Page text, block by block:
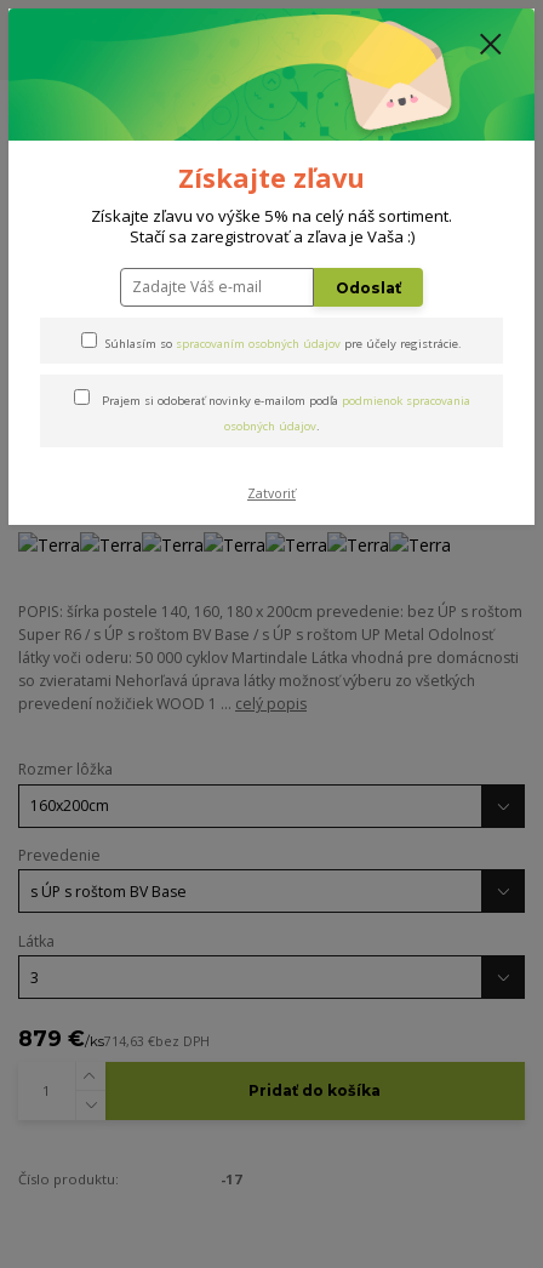
ZĽAVA: VŠETKY VYSTAVENÉ POSTELE ZA 400€ - CENA MATRACU A ROŠTU
PODĽA VÝBERU / DODACIA LEHOTA JE AKTUÁLNE 10-15 PRACOVNÝCH
Menu
0908 777 700 Po-So: 10-18 hod.
0
Postele Terra
Terra
Novinka Akcia
POPIS: šírka postele 140, 160, 180 x 200cm prevedenie: bez ÚP s roštom
Super R6 / s ÚP s roštom BV Base / s ÚP s roštom UP Metal Odolnosť
látky voči oderu: 50 000 cyklov Martindale Látka vhodná pre domácnosti
so zvieratami Nehorľavá úprava látky možnosť výberu zo všetkých
prevedení nožičiek WOOD 1 ... celý popis
Rozmer lôžka
Prevedenie
Látka
879 €/ks714,63 €bez DPH
Pridať do košíka
Číslo produktu: -17
Získajte zľavu
Získajte zľavu vo výške 5% na celý náš sortiment.
Stačí sa zaregistrovať a zľava je Vaša :)
Odoslať
Súhlasím so spracovaním osobných údajov pre účely registrácie.
Prajem si odoberať novinky e-mailom podľa podmienok spracovania
osobných údajov.
Zatvoriť